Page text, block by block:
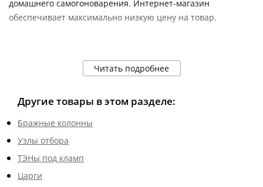
домашнего самогоноварения. Интернет-магазин
обеспечивает максимально низкую цену на товар.
Читать подробнее
Другие товары в этом разделе:
Бражные колонны
Узлы отбора
ТЭНы под кламп
Царги